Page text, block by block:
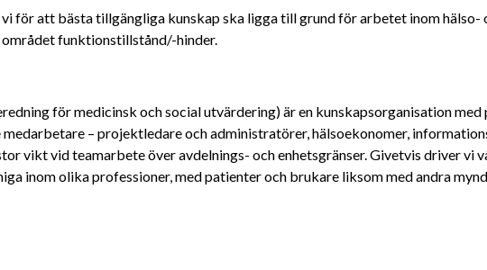
vi för att bästa tillgängliga kunskap ska ligga till grund för arbetet inom hälso-
funktionstillstånd/-hinder.
för medicinsk och social utvärdering) är en kunskaps­organisation
medarbetare – projektledare och administratörer, hälso­ekonomer,
vikt vid teamarbete över avdelnings- och enhetsgränser. Givetvis driver vi
inom olika professioner, med patienter och brukare liksom med andra